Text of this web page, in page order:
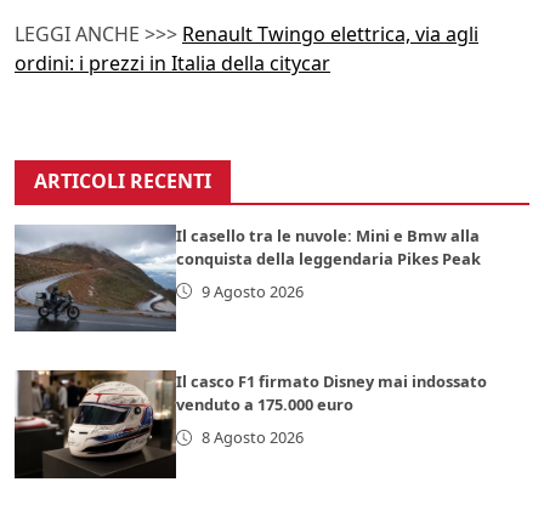
LEGGI ANCHE >>> Renault Twingo elettrica, via agli
ordini: i prezzi in Italia della citycar
ARTICOLI RECENTI
Il casello tra le nuvole: Mini e Bmw alla
conquista della leggendaria Pikes Peak
9 Agosto 2026
Il casco F1 firmato Disney mai indossato
venduto a 175.000 euro
8 Agosto 2026